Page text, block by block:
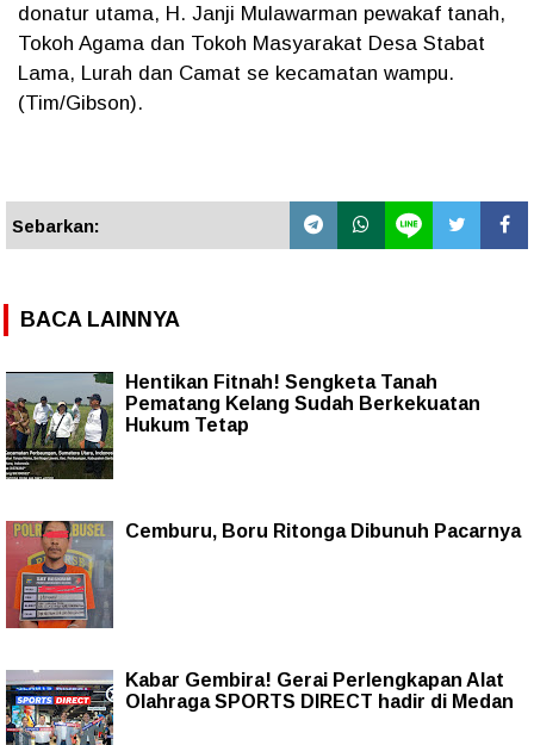
donatur utama, H. Janji Mulawarman pewakaf tanah,
Tokoh Agama dan Tokoh Masyarakat Desa Stabat
Lama, Lurah dan Camat se kecamatan wampu.
(Tim/Gibson).
Sebarkan:
BACA LAINNYA
Hentikan Fitnah! Sengketa Tanah
Pematang Kelang Sudah Berkekuatan
Hukum Tetap
Cemburu, Boru Ritonga Dibunuh Pacarnya
Kabar Gembira! Gerai Perlengkapan Alat
Olahraga SPORTS DIRECT hadir di Medan